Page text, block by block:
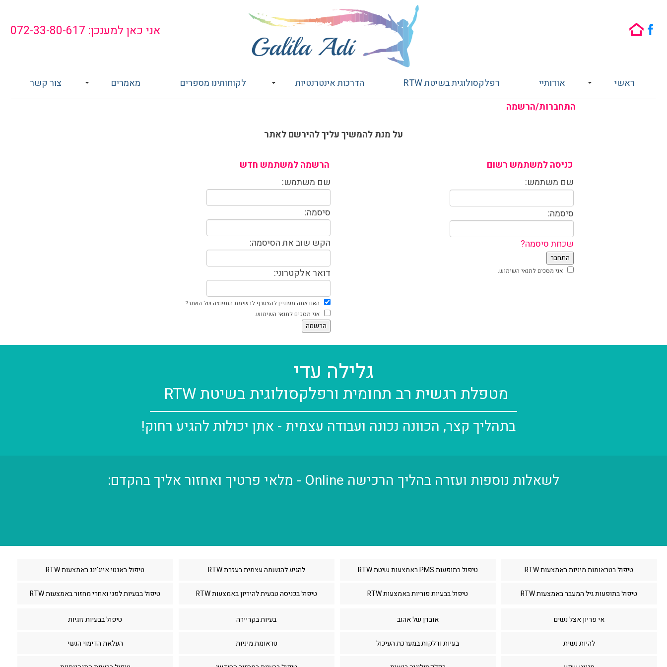
ראשי אודותיי רפלקסולוגית בשיטת RTW הדרכות אינטרנטיות לקוחותינו מספרים מאמרים צור קשר
אני כאן למענכן: 072-33-80-617
התחברות/הרשמה
על מנת להמשיך עליך להירשם לאתר
כניסה למשתמש רשום
שם משתמש:
סיסמה:
שכחת סיסמה?
אני מסכים לתנאי השימוש.
הרשמה למשתמש חדש
שם משתמש:
סיסמה:
הקש שוב את הסיסמה:
דואר אלקטרוני:
האם אתה מעוניין להצטרף לרשימת התפוצה של האתר?
אני מסכים לתנאי השימוש.
Online - מלאי פרטיך ואחזור אליך בהקדם:
הצעד הראשון הוא כאן
מלאו פרטיכם ואצור קשר עמכם:
גלילה עדי
מטפלת רגשית רב תחומית ורפלקסולוגית בשיטת RTW
בתהליך קצר, הכוונה נכונה ועבודה עצמית - אתן יכולות להגיע רחוק!
לשאלות נוספות ועזרה בהליך הרכישה Online - מלאי פרטיך ואחזור אליך בהקדם:
טיפול בטראומות מיניות באמצעות RTW טיפול בתופעות PMS באמצעות שיטת RTW להגיע להגשמה עצמית בעזרת RTW טיפול באנטי אייג'ינג באמצעות RTW
טיפול בתופעות גיל המעבר באמצעות RTW טיפול בבעיות פוריות באמצעות RTW טיפול בכניסה טבעית להיריון באמצעות RTW טיפול בבעיות לפני ואחרי מחזור באמצעות RTW
אי פריון אצל נשים אובדן של אהוב בעיות בקריירה טיפול בבעיות זוגיות
להיות נשית בעיות ודלקות במערכת העיכול טראומת מיניות העלאת הדימוי הנשי